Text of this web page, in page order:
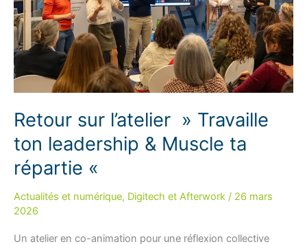
Retour sur l’atelier » Travaille
ton leadership & Muscle ta
répartie «
Actualités et numérique, Digitech et Afterwork / 26 mars
2026
Un atelier en co-animation pour une réflexion collective